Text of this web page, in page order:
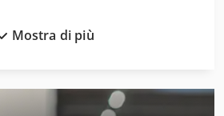
Mostra di più